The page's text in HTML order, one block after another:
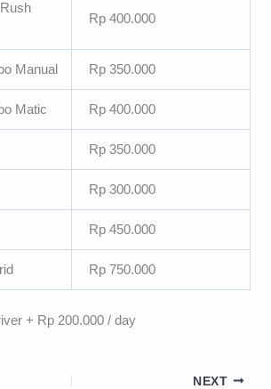
Rp 400.000
Manual Rp 350.000
Matic Rp 400.000
Rp 350.000
Rp 300.000
Rp 450.000
Rp 750.000
+ Rp 200.000 / day
NEXT